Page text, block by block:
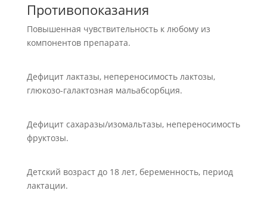
Противопоказания
Повышенная чувствительность к любому из
компонентов препарата.
Дефицит лактазы, непереносимость лактозы,
глюкозо-галактозная мальабсорбция.
Дефицит сахаразы/изомальтазы, непереносимость
фруктозы.
Детский возраст до 18 лет, беременность, период
лактации.